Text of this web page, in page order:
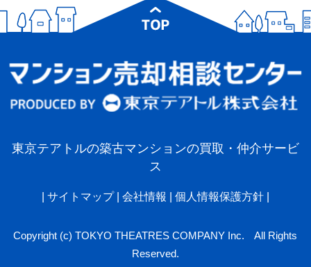
東京テアトルの築古マンションの買取・仲介サービ
ス
サイトマップ 会社情報 個人情報保護方針|
Copyright (c) TOKYO THEATRES COMPANY Inc. All Rights
Reserved.